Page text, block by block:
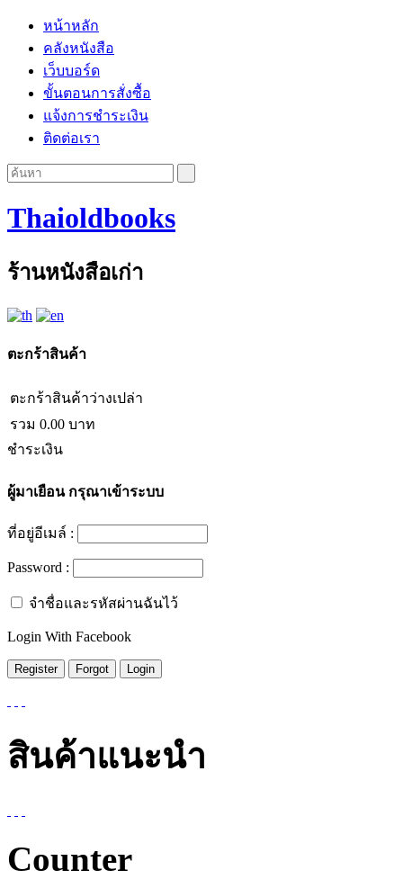
หน้าหลัก
คลังหนังสือ
เว็บบอร์ด
ขั้นตอนการสั่งซื้อ
แจ้งการชำระเงิน
ติดต่อเรา
Thaioldbooks
ร้านหนังสือเก่า
ตะกร้าสินค้า
ตะกร้าสินค้าว่างเปล่า
รวม 0.00 บาท
ชำระเงิน
ผู้มาเยือนกรุณาเข้าระบบ
ที่อยู่อีเมล์ :
Password :
จำชื่อและรหัสผ่านฉันไว้
Login With Facebook
สินค้าแนะนำ
Counter